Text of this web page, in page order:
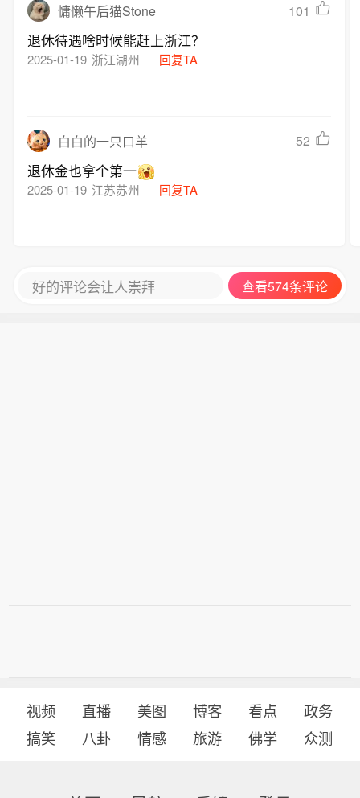
慵懒午后猫Stone 101
退休待遇啥时候能赶上浙江？
2025-01-19 浙江湖州 回复TA
白白的一只口羊 52
退休金也拿个第一
2025-01-19 江苏苏州 回复TA
好的评论会让人崇拜 查看574条评论
视频 直播 美图 博客 看点
政务
搞笑
八卦 情感 旅游 佛学 众测